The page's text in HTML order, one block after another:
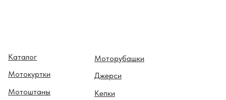
Каталог
Мотокуртки
Мотоштаны
Моторубашки
Джерси
Кепки